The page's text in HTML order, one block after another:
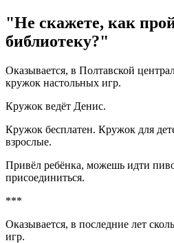
"Не скажете, как
библиотеку?"
Оказывается, в Полтавской
кружок настольных игр.
Кружок ведёт Денис.
Кружок бесплатен. Кружок для
взрослые.
Привёл ребёнка, можешь идти
присоединиться.
***
Оказывается, в последние лет
игр.